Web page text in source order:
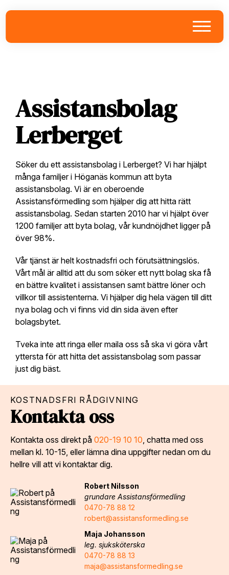
to
navigation
to
content
to
Assistansbolag
Lerberget
Söker du ett assistansbolag i Lerberget? Vi har hjälpt
många familjer i Höganäs kommun att byta
assistansbolag. Vi är en oberoende
Assistansförmedling som hjälper dig att hitta rätt
assistansbolag. Sedan starten 2010 har vi hjälpt över
1200 familjer att byta bolag, vår kundnöjdhet ligger på
över 98%.
Vår tjänst är helt kostnadsfri och förutsättningslös.
Vårt mål är alltid att du som söker ett nytt bolag ska få
en bättre kvalitet i assistansen samt bättre löner och
villkor till assistenterna. Vi hjälper dig hela vägen till ditt
nya bolag och vi finns vid din sida även efter
bolagsbytet.
Tveka inte att ringa eller maila oss så ska vi göra vårt
yttersta för att hitta det assistansbolag som passar
just dig bäst.
KOSTNADSFRI RÅDGIVNING
Kontakta oss
Kontakta oss direkt på 020-19 10 10 , chatta med oss
mellan kl. 10-15, eller lämna dina uppgifter nedan om du
hellre vill att vi kontaktar dig.
Robert Nilsson
grundare Assistansförmedling
0470-78 88 12
robert@assistansformedling.se
Maja Johansson
leg. sjuksköterska
0470-78 88 13
maja@assistansformedling.se